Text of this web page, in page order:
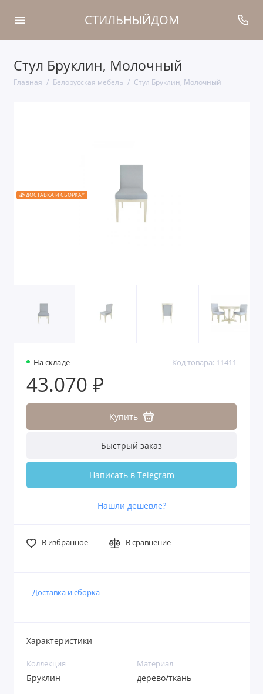
СТИЛЬНЫЙДОМ
Стул Бруклин, Молочный
Главная Белорусская мебель Стул Бруклин, Молочный
🎁 ДОСТАВКА И СБОРКА*
На складе Код товара: 11411
43.070 ₽
Купить
Быстрый заказ
Написать в Telegram
Нашли дешевле?
В избранное В сравнение
Доставка и сборка
Характеристики
Коллекция
Бруклин
Материал
дерево/ткань